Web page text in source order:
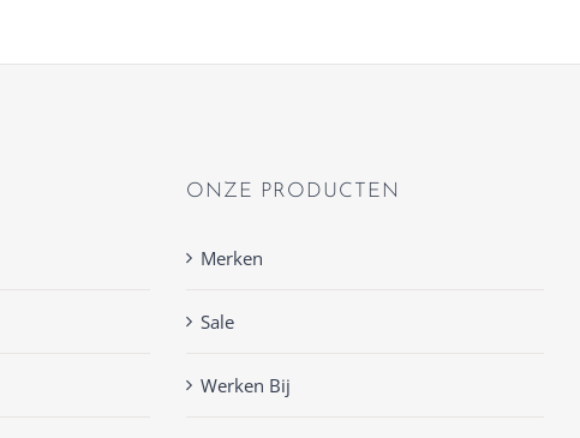
ONZE PRODUCTEN
Merken
Sale
Werken Bij